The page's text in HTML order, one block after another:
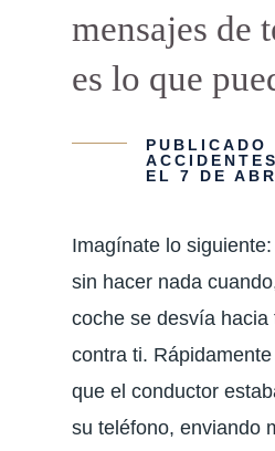
mensajes de
es lo que
PUBLICADO
EL 7 DE
Imagínate lo
sin hacer nada
coche se desvía hacia
contra ti.
que el conductor
su teléfono, enviando